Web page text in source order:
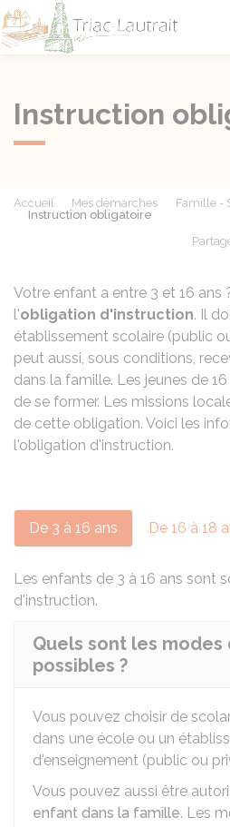
Instruction
Accueil Mes démarches Famille -
Instruction obligatoire
Votre enfant a entre 3 et 16 ans
l'obligation d'instruction. Il
établissement scolaire (public
peut aussi, sous conditions,
dans la famille. Les jeunes de
de se former. Les missions
de cette obligation. Voici les
l'obligation d'instruction.
De 3 à 16 ans De 16 à 18
Les enfants de 3 à 16 ans sont
d'instruction.
Quels sont les
possibles ?
Vous pouvez choisir de
dans une école ou un
d'enseignement (public ou
Vous pouvez aussi être
enfant dans la famille. Les